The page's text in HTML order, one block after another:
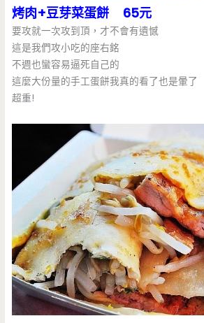
烤肉+豆芽菜蛋餅 65元
要攻就一次攻到頂，才不會有遺憾
這是我們攻小吃的座右銘
不週也蠻容易逼死自己的
這麼大份量的手工蛋餅我真的看了也是暈了
超重!